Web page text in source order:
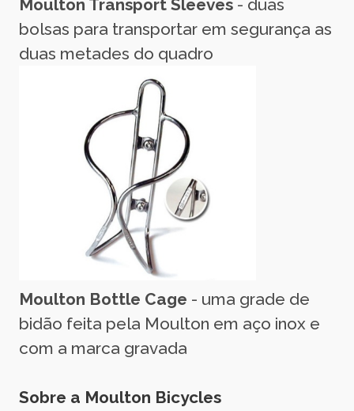
Moulton Transport Sleeves - duas
bolsas para transportar em segurança as
duas metades do quadro
Moulton Bottle Cage - uma grade de
bidão feita pela Moulton em aço inox e
com a marca gravada
Sobre a Moulton Bicycles